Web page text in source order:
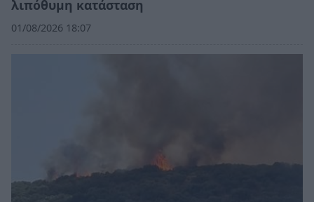
λιπόθυμη κατάσταση
01/08/2026 18:07